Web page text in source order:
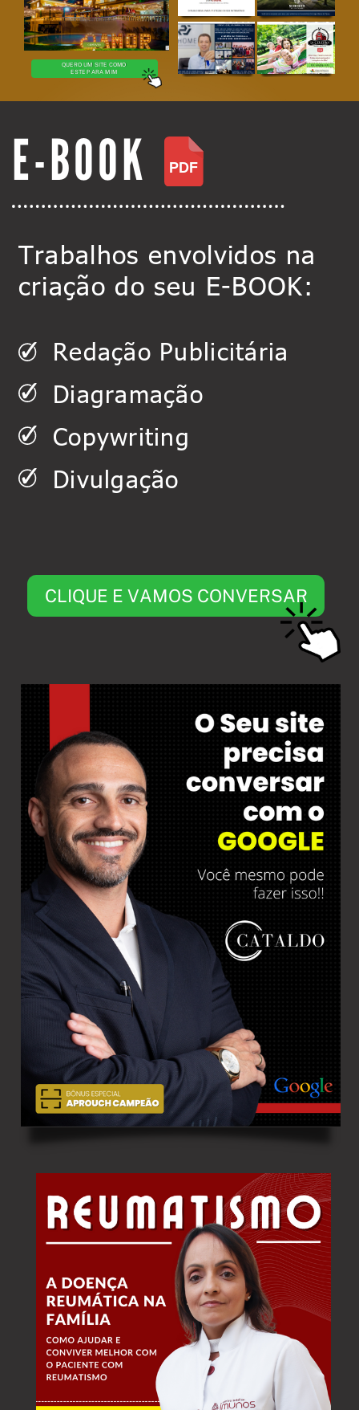
QUERO UM SITE COMO
ESTE PARA MIM
E-BOOK
Trabalhos envolvidos na
criação do seu E-BOOK:
Redação Publicitária
Diagramação
Copywriting
Divulgação
CLIQUE E VAMOS CONVERSAR